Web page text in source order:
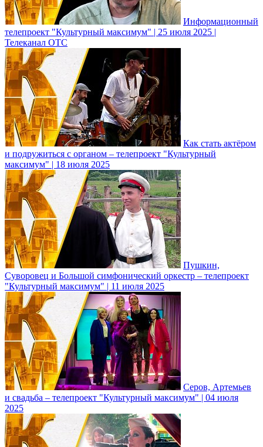
Информационный
телепроект "Культурный максимум" | 25 июля 2025 |
Телеканал ОТС
Как стать актёром
и подружиться с органом – телепроект "Культурный
максимум" | 18 июля 2025
Пушкин,
Суворовец и Большой симфонический оркестр – телепроект
"Культурный максимум" | 11 июля 2025
Серов, Артемьев
и свадьба – телепроект "Культурный максимум" | 04 июля
2025